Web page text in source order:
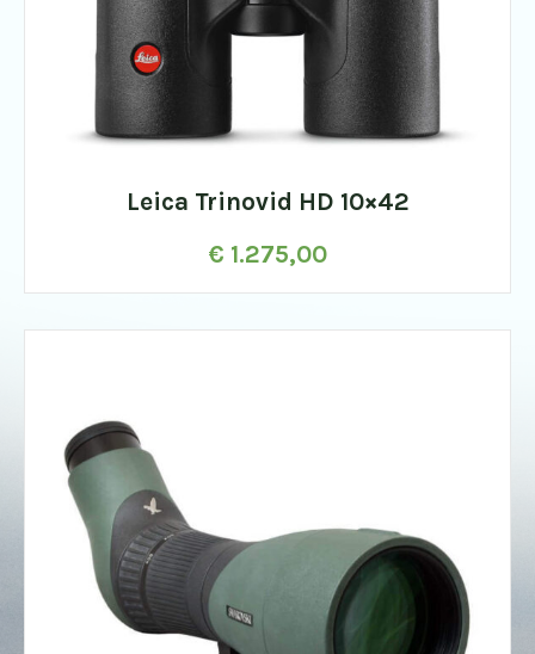
Leica Trinovid HD 10×42
€ 1.275,00